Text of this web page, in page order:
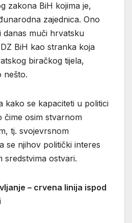
zakona BiH kojima je,
zajednica. Ono
danas muči hrvatsku
BiH kao stranka koja
biračkog tijela,
nešto.
kako se kapaciteti u politici
čime osim stvarnom
tj. svojevrsnom
se njihov politički interes
sredstvima ostvari.
– crvena linija ispod